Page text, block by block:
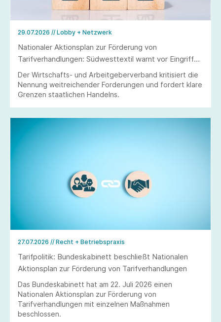
29.07.2026 // Lobby + Netzwerk
Nationaler Aktionsplan zur Förderung von
Tarifverhandlungen: Südwesttextil warnt vor Eingriffen
in Tarifautonomie und Koalitionsfreiheit
Der Wirtschafts- und Arbeitgeberverband kritisiert die
Nennung weitreichender Forderungen und fordert klare
Grenzen staatlichen Handelns.
27.07.2026 // Recht + Betriebspraxis
Tarifpolitik: Bundeskabinett beschließt Nationalen
Aktionsplan zur Förderung von Tarifverhandlungen
Das Bundeskabinett hat am 22. Juli 2026 einen
Nationalen Aktionsplan zur Förderung von
Tarifverhandlungen mit einzelnen Maßnahmen
beschlossen.